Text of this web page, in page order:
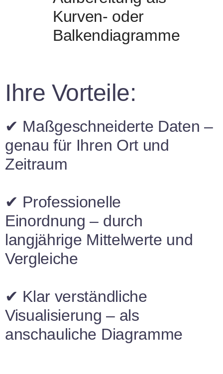
Kurven- oder
Balkendiagramme
Ihre Vorteile:
✔ Maßgeschneiderte Daten –
genau für Ihren Ort und
Zeitraum
✔ Professionelle
Einordnung – durch
langjährige Mittelwerte und
Vergleiche
✔ Klar verständliche
Visualisierung – als
anschauliche Diagramme